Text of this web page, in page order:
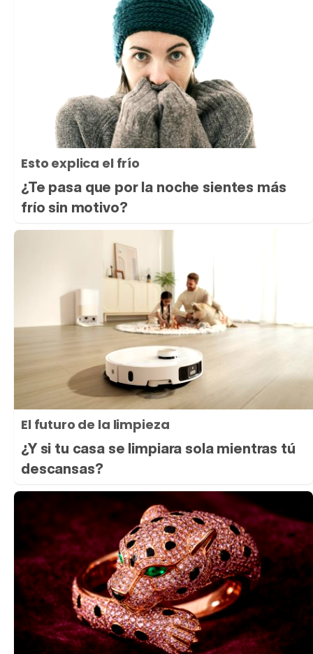
Esto explica el frío
¿Te pasa que por la noche sientes más
frío sin motivo?
El futuro de la limpieza
¿Y si tu casa se limpiara sola mientras tú
descansas?